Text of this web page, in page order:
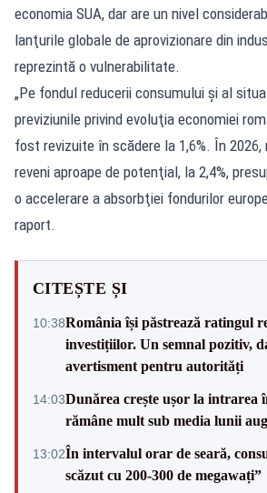
economia SUA, dar are un nivel
lanţurile globale de aprovizionare din
reprezintă o vulnerabilitate.
„Pe fondul reducerii consumului şi al
previziunile privind evoluţia economiei
fost revizuite în scădere la 1,6%. În
reveni aproape de potenţial, la 2,4%,
o accelerare a absorbţiei fondurilor
raport.
CITEȘTE ȘI
10:38România își păstrează ratingul
investițiilor. Un semnal pozitiv,
avertisment pentru autorități
14:03Dunărea crește ușor la intrarea
rămâne mult sub media lunii
13:02În intervalul orar de seară,
scăzut cu 200-300 de megawați”